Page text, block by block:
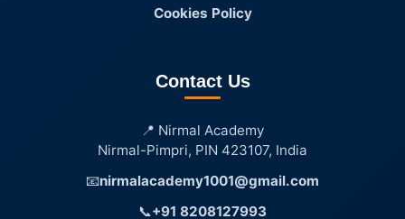
Cookies Policy
Contact Us
📍 Nirmal Academy
Nirmal-Pimpri, PIN 423107, India
📧nirmalacademy1001@gmail.com
📞+91 8208127993